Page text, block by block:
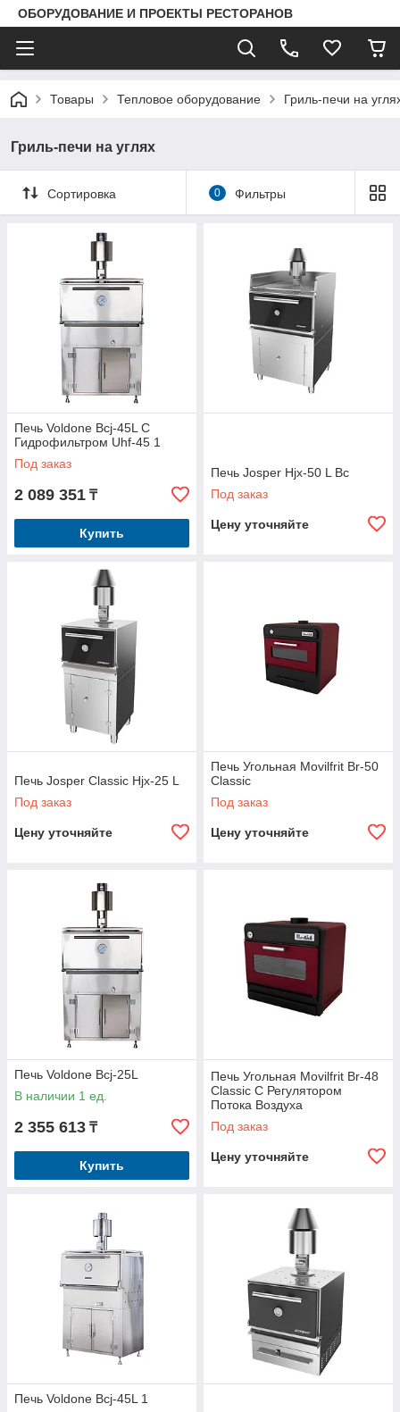
ОБОРУДОВАНИЕ И ПРОЕКТЫ РЕСТОРАНОВ
Товары Тепловое оборудование Гриль-печи на
Гриль-печи на углях
Сортировка 0 Фильтры
Печь Voldone Bcj-45L С
Гидрофильтром Uhf-45 1
Под заказ
2 089 351 ₸
Купить
Печь Josper Hjx-50 L Bc
Под заказ
Цену уточняйте
Печь Josper Classic Hjx-25 L
Под заказ
Цену уточняйте
Печь Угольная Movilfrit Br-50
Classic
Под заказ
Цену уточняйте
Печь Voldone Bcj-25L
В наличии 1 ед.
2 355 613 ₸
Купить
Печь Угольная Movilfrit Br-48
Classic С Регулятором
Потока Воздуха
Под заказ
Цену уточняйте
Печь Voldone Bcj-45L 1